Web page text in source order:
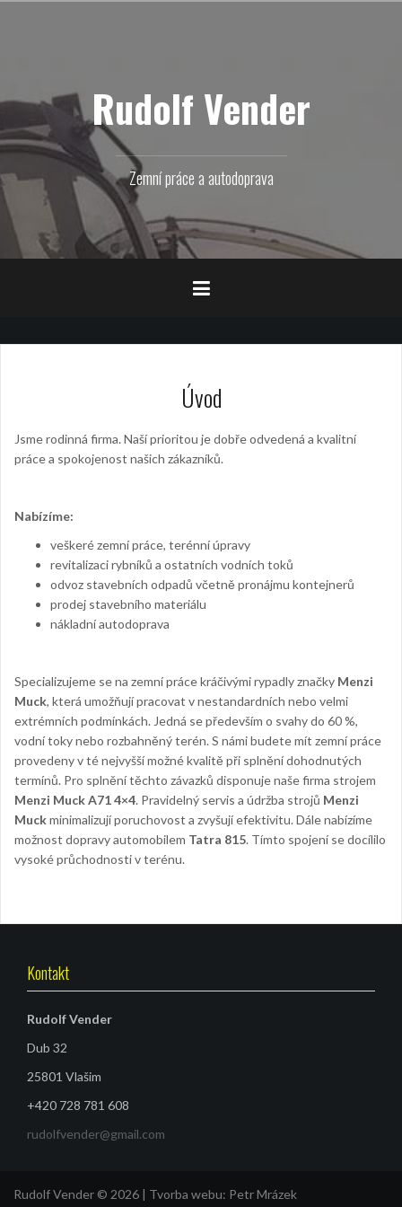
Rudolf Vender
Zemní práce a autodoprava
Úvod
Jsme rodinná firma. Naší prioritou je dobře odvedená a kvalitní
práce a spokojenost našich zákazníků.
Nabízíme:
veškeré zemní práce, terénní úpravy
revitalizaci rybníků a ostatních vodních toků
odvoz stavebních odpadů včetně pronájmu kontejnerů
prodej stavebního materiálu
nákladní autodoprava
Specializujeme se na zemní práce kráčivými rypadly značky Menzi
Muck, která umožňují pracovat v nestandardních nebo velmi
extrémních podmínkách. Jedná se především o svahy do 60 %,
vodní toky nebo rozbahněný terén. S námi budete mít zemní práce
provedeny v té nejvyšší možné kvalitě při splnění dohodnutých
termínů. Pro splnění těchto závazků disponuje naše firma strojem
Menzi Muck A71 4×4. Pravidelný servis a údržba strojů Menzi
Muckminimalizují poruchovost a zvyšují efektivitu. Dále nabízíme
možnost dopravy automobilem Tatra 815. Tímto spojení se docílilo
vysoké průchodnosti v terénu.
Kontakt
Rudolf Vender
Dub 32
25801 Vlašim
+420 728 781 608
rudolfvender@gmail.com
Rudolf Vender © 2026 | Tvorba webu: Petr Mrázek